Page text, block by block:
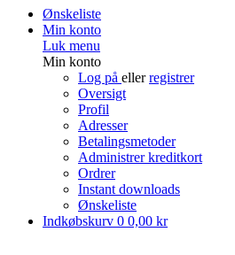
Ønskeliste
Min konto
Luk menu
Min konto
Log på ellerregistrer
Oversigt
Profil
Adresser
Betalingsmetoder
Administrer kreditkort
Ordrer
Instant downloads
Ønskeliste
Indkøbskurv 0 0,00 kr